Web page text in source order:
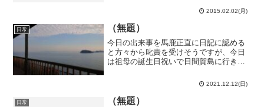
時は訪問客を拒む事が多かったですが、
北千住では割とウェルカムです。まあ、
理学部相手だからというの...
2015.02.02(月)
日常 （無題）
今日の出来事を馬鹿正直に日記に認める
と方々から叱責を受けそうですが、今日
は祖母の誕生日祝いで日間賀島に行きま
ていて、日本一人口密度が高い島として
の活気が戻りつつあります。離島という
単語から想像される長閑さ...
2021.12.12(日)
日常 （無題）